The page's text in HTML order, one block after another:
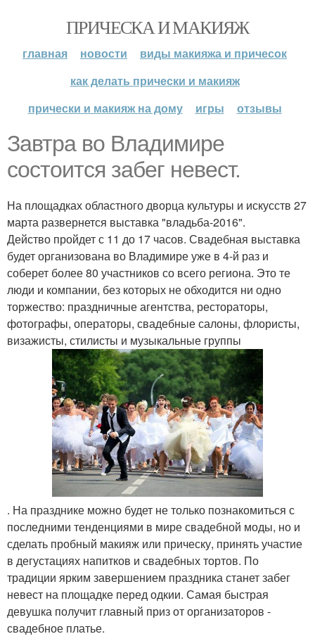
ПРИЧЕСКА И МАКИЯЖ
главная новости
виды макияжа и причесок
как делать прически и макияж
прически и макияж на дому
игры отзывы
Завтра во Владимире
состоится забег невест.
На площадках областного дворца культуры и искусств 27
марта развернется выставка "владьба-2016".
Действо пройдет с 11 до 17 часов. Свадебная выставка
будет организована во Владимире уже в 4-й раз и
соберет более 80 участников со всего региона. Это те
люди и компании, без которых не обходится ни одно
торжество: праздничные агентства, рестораторы,
фотографы, операторы, свадебные салоны, флористы,
визажисты, стилисты и музыкальные группы
. На празднике можно будет не только познакомиться с
последними тенденциями в мире свадебной моды, но и
сделать пробный макияж или прическу, принять участие
в дегустациях напитков и свадебных тортов. По
традиции ярким завершением праздника станет забег
невест на площадке перед одкии. Самая быстрая
девушка получит главный приз от организаторов -
свадебное платье.